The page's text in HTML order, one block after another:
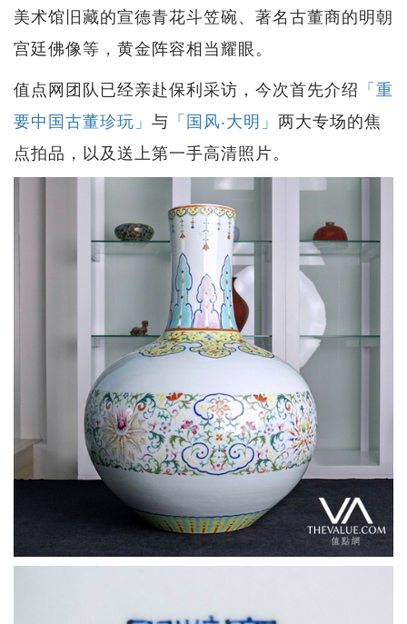
美术馆旧藏的宣德青花斗笠碗、著名古董商的明朝
宫廷佛像等，黄金阵容相当耀眼。
值点网团队已经亲赴保利采访，今次首先介绍 「重
要中国古董珍玩」 与 「国风‧大明」 两大专场的焦
点拍品，以及送上第一手高清照片。